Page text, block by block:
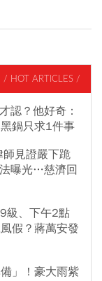
/ HOT ARTICLES /
認？他好奇：
鍋只求1件事
見證嚴下跪
曝光…慈濟回
級、下午2點
假？蔣萬安發
」！豪大雨紫